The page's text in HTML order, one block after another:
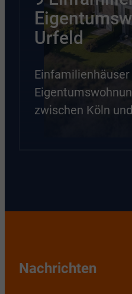
Urfeld
Einfamilienhäuser
zwischen Köln
Nachrichten